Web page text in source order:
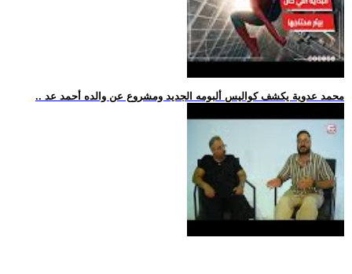
.. محمد عدوية يكشف كواليس ألبومه الجديد ومشروع عن والده أحمد عد